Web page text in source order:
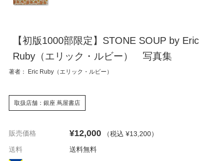
【初版1000部限定】STONE SOUP by Eric
Ruby（エリック・ルビー） 写真集
著者： Eric Ruby（エリック・ルビー）
取扱店舗：銀座 蔦屋書店
販売価格 ¥12,000 （税込 ¥13,200）
送料
送料無料